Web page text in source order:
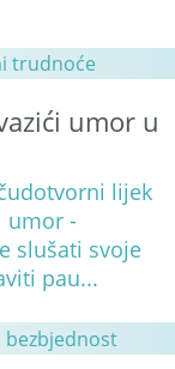
trudnoće
umor u
lijek
umor -
slušati svoje
pau...
bezbjednost